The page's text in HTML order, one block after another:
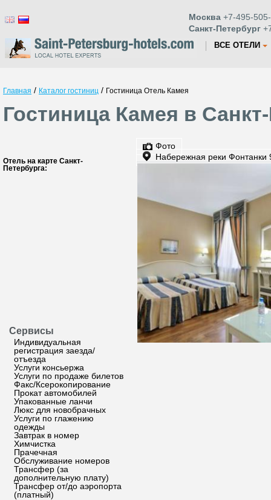
Москва +7-495-
Санкт-Петербург
ВСЕ ОТЕЛИ
Главная / Каталог гостиниц / Гостиница Отель Камея
Гостиница Камея в
Отель на карте Санкт-
Петербурга:
Сервисы
Индивидуальная
регистрация заезда/
отъезда
Услуги консьержа
Услуги по продаже билетов
Факс/Ксерокопирование
Прокат автомобилей
Упакованные ланчи
Люкс для новобрачных
Услуги по глажению
одежды
Завтрак в номер
Химчистка
Прачечная
Обслуживание номеров
Трансфер (за
дополнительную плату)
Трансфер от/до аэропорта
(платный)
Фото
Набережная реки Фонтанки